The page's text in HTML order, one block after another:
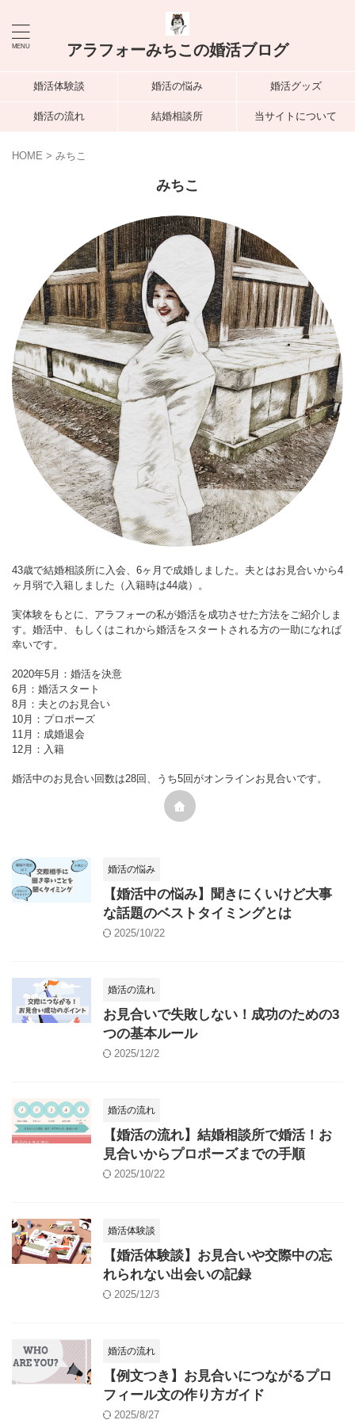
アラフォーみちこの婚活ブログ
婚活体験談 婚活の悩み 婚活グッズ
婚活の流れ 結婚相談所 当サイトについて
HOME > みちこ
みちこ
43歳で結婚相談所に入会、6ヶ月で成婚しました。夫とはお見合いから4
ヶ月弱で入籍しました（入籍時は44歳）。
実体験をもとに、アラフォーの私が婚活を成功させた方法をご紹介しま
す。婚活中、もしくはこれから婚活をスタートされる方の一助になれば
幸いです。
2020年5月：婚活を決意
6月：婚活スタート
8月：夫とのお見合い
10月：プロポーズ
11月：成婚退会
12月：入籍
婚活中のお見合い回数は28回、うち5回がオンラインお見合いです。
婚活の悩み
【婚活中の悩み】聞きにくいけど大事
な話題のベストタイミングとは
2025/10/22
婚活の流れ
お見合いで失敗しない！成功のための3
つの基本ルール
2025/12/2
婚活の流れ
【婚活の流れ】結婚相談所で婚活！お
見合いからプロポーズまでの手順
2025/10/22
婚活体験談
【婚活体験談】お見合いや交際中の忘
れられない出会いの記録
2025/12/3
婚活の流れ
【例文つき】お見合いにつながるプロ
フィール文の作り方ガイド
2025/8/27